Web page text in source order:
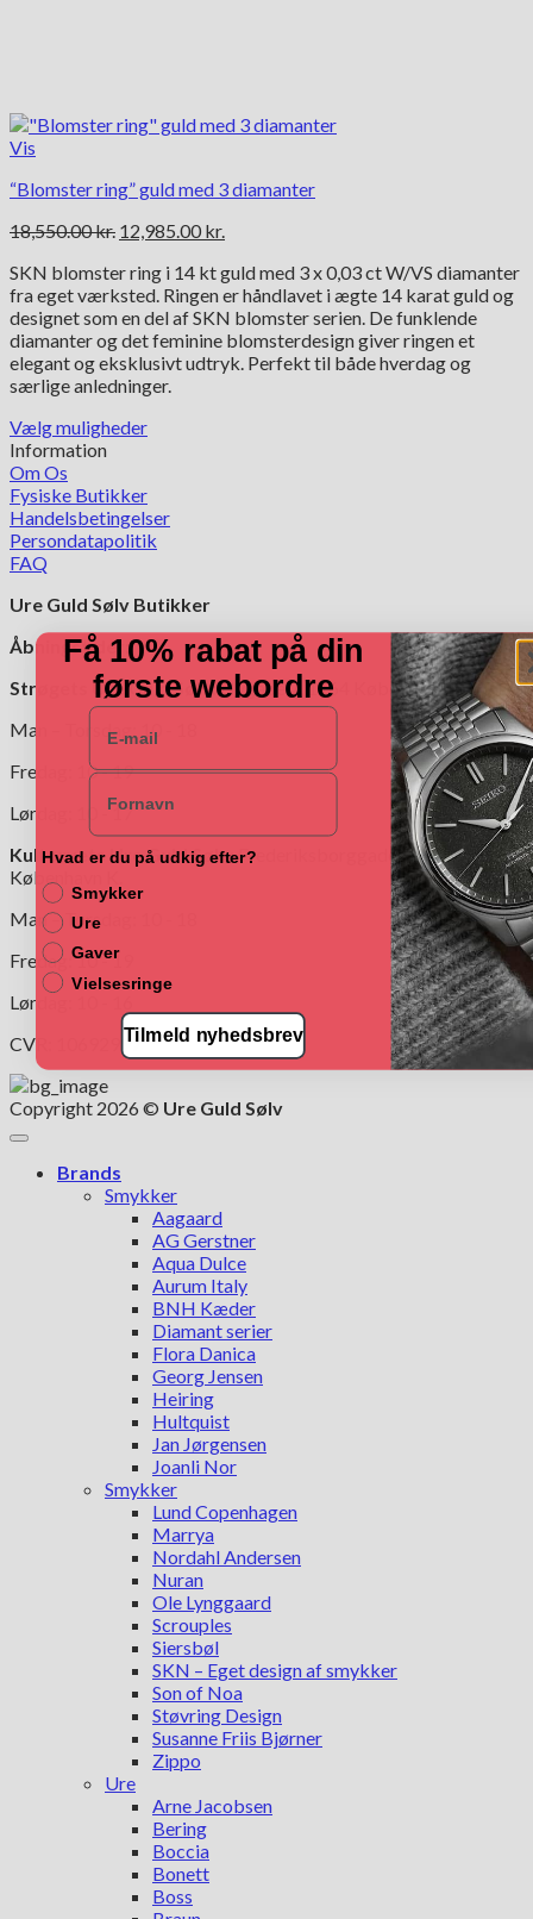
Vis
“Blomster ring” guld med 3 diamanter
18,550.00kr. Den
pris
var:
18,550.00 kr..
12,985.00 kr.
pris
er:
12,985.00 kr..
SKN blomster ring i 14 kt guld med 3 x 0,03 ct W/VS diamanter
fra eget værksted. Ringen er håndlavet i ægte 14 karat guld og
designet som en del af SKN blomster serien. De funklende
diamanter og det feminine blomsterdesign giver ringen et
elegant og eksklusivt udtryk. Perfekt til både hverdag og
særlige anledninger.
Vælg muligheder
Dette
vare
har
flere
varianter.
Mulighederne
vælges
varesiden
Information
Om Os
Fysiske Butikker
Handelsbetingelser
Persondatapolitik
FAQ
Ure Guld Sølv Butikker
Åbningstider:
Strøgets Ure Guld Sølv:Nygade 7, 1164 København K.
Man – Torsdag: 10 - 18
Fredag: 10 - 19
Lørdag: 10 - 17
Kultorvets Ure Guld Sølv:Frederiksborggade 4,1360
København K.
Man – Torsdag: 10 - 18
Fredag: 10 - 19
Lørdag: 10 - 16
CVR: 10692997
Copyright 2026 © Ure Guld Sølv
Brands
Smykker
Aagaard
AG Gerstner
Aqua Dulce
Aurum Italy
BNH Kæder
Diamant serier
Flora Danica
Georg Jensen
Heiring
Hultquist
Jan Jørgensen
Joanli Nor
Smykker
Lund Copenhagen
Marrya
Nordahl Andersen
Nuran
Ole Lynggaard
Scrouples
Siersbøl
SKN – Eget design af smykker
Son of Noa
Støvring Design
Susanne Friis Bjørner
Zippo
Ure
Arne Jacobsen
Bering
Boccia
Bonett
Boss
Få 10% rabat på din
første webordre
E-mail
Navn
Hvad er du på udkig efter?
Smykker
Ure
Gaver
Vielsesringe
Tilmeld nyhedsbrev